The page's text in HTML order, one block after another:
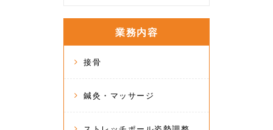
業務内容
接骨
鍼灸・マッサージ